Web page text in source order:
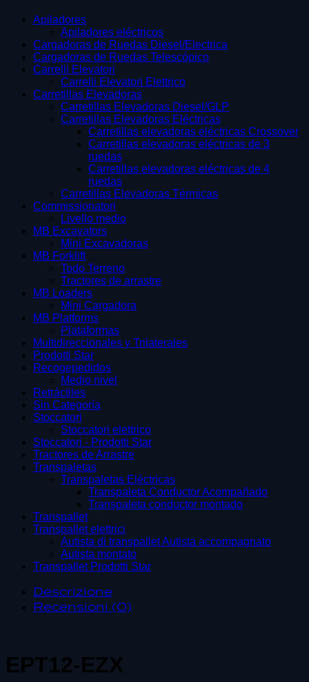
Apiladores
Apiladores eléctricos
Cargadoras de Ruedas Diesel/Electrica
Cargadoras de Ruedas Telescópico
Carrelli Elevatori
Carrelli Elevatori Elettrico
Carretillas Elevadoras
Carretillas Elevadoras Diesel/GLP
Carretillas Elevadoras Eléctricas
Carretillas elevadoras eléctricas Crossover
Carretillas elevadoras eléctricas de 3
ruedas
Carretillas elevadoras eléctricas de 4
ruedas
Carretillas Elevadoras Térmicas
Commissionatori
Livello medio
MB Excavators
Mini Excavadoras
MB Forklift
Todo Terreno
Tractores de arrastre
MB Loaders
Mini Cargadora
MB Platforms
Plataformas
Multidireccionales y Trilaterales
Prodotti Star
Recogepedidos
Medio nivel
Retráctiles
Sin Categoría
Stoccatori
Stoccatori elettrico
Stoccatori - Prodotti Star
Tractores de Arrastre
Transpaletas
Transpaletas Eléctricas
Transpaleta Conductor Acompañado
Transpaleta conductor montado
Transpallet
Transpallet elettrici
Autista di transpallet Autista accompagnato
Autista montato
Transpallet Prodotti Star
Descrizione
Recensioni (0)
EPT12-EZX